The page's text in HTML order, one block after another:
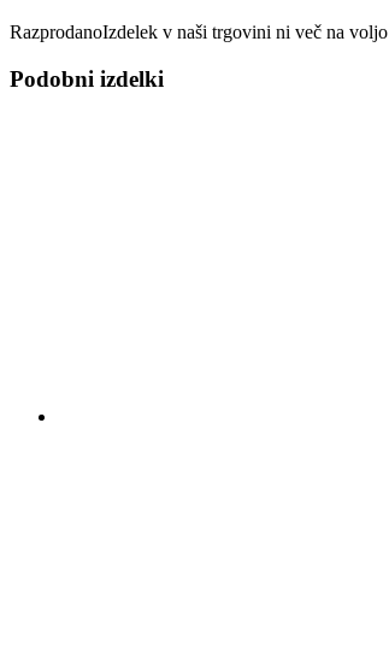
RazprodanoIzdelek v naši trgovini ni več na voljo
Podobni izdelki